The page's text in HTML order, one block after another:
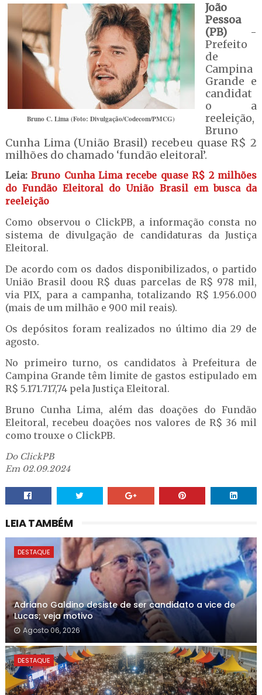
Bruno C. Lima (Foto: Divulgação/Codecom/PMCG)
João
Pessoa
(PB)-
Prefeito
de
Campina
Grande e
candidat
o a
reeleição,
Bruno
Cunha Lima (União Brasil) recebeu quase R$ 2
milhões do chamado ‘fundão eleitoral’.
Leia:Bruno Cunha Lima recebe quase R$ 2 milhões
do Fundão Eleitoral do União Brasil em busca da
reeleição
Como observou o ClickPB, a informação consta no
sistema de divulgação de candidaturas da Justiça
Eleitoral.
De acordo com os dados disponibilizados, o partido
União Brasil doou R$ duas parcelas de R$ 978 mil,
via PIX, para a campanha, totalizando R$ 1.956.000
(mais de um milhão e 900 mil reais).
Os depósitos foram realizados no último dia 29 de
agosto.
No primeiro turno, os candidatos à Prefeitura de
Campina Grande têm limite de gastos estipulado em
R$ 5.171.717,74 pela Justiça Eleitoral.
Bruno Cunha Lima, além das doações do Fundão
Eleitoral, recebeu doações nos valores de R$ 36 mil
como trouxe o ClickPB.
Do ClickPB
Em 02.09.2024
LEIA TAMBÉM
DESTAQUE
Adriano Galdino desiste de ser candidato a vice de
Lucas; veja motivo
Agosto 06, 2026
DESTAQUE